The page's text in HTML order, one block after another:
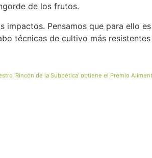
de los frutos.
Pensamos que para ello
técnicas de cultivo más resistentes